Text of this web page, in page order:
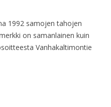
1992 samojen tahojen
on samanlainen kuin
Vanhakaltimontie